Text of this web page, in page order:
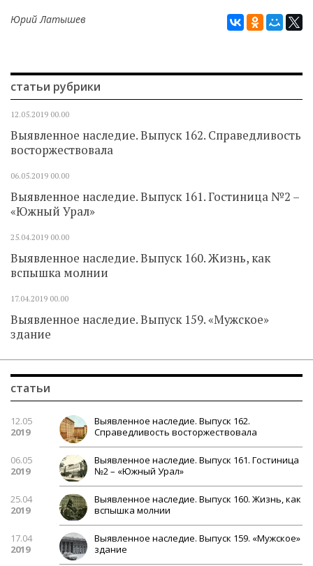
Юрий Латышев
статьи рубрики
12.05.2019 00.00
Выявленное наследие. Выпуск 162. Справедливость
восторжествовала
06.05.2019 00.00
Выявленное наследие. Выпуск 161. Гостиница №2 –
«Южный Урал»
25.04.2019 00.00
Выявленное наследие. Выпуск 160. Жизнь, как
вспышка молнии
17.04.2019 00.00
Выявленное наследие. Выпуск 159. «Мужское»
здание
статьи
12.05
2019
Выявленное наследие. Выпуск 162.
Справедливость восторжествовала
06.05
2019
Выявленное наследие. Выпуск 161. Гостиница
№2 – «Южный Урал»
25.04
2019
Выявленное наследие. Выпуск 160. Жизнь, как
вспышка молнии
17.04
2019
Выявленное наследие. Выпуск 159. «Мужское»
здание